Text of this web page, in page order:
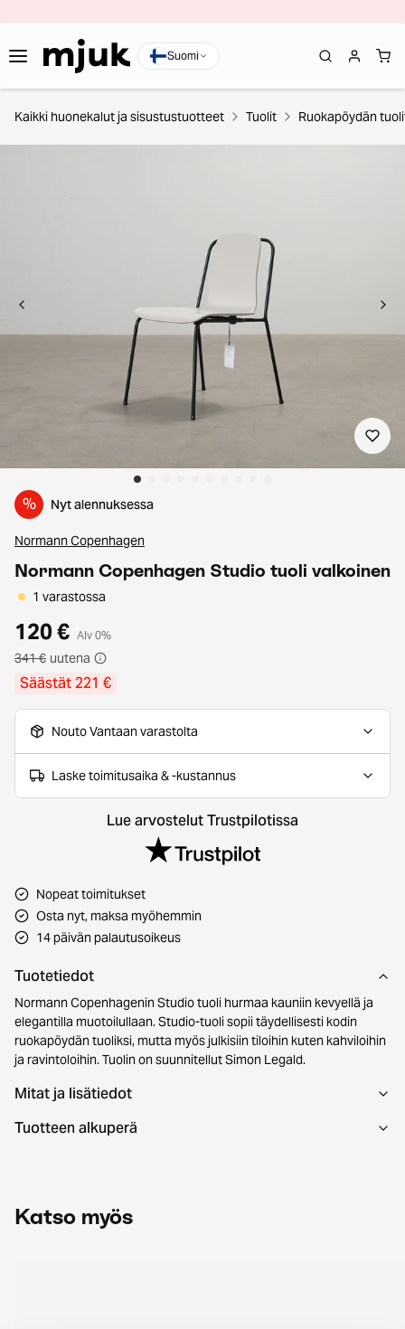
Suomi
Kaikki huonekalut ja sisustustuotteet Tuolit Ruokapöydän
% Nyt alennuksessa
Normann Copenhagen
Normann Copenhagen Studio tuoli valkoinen
1 varastossa
120 € Alv 0%
341 € uutena
Säästät 221 €
Nouto Vantaan varastolta
Laske toimitusaika & -kustannus
Lue arvostelut Trustpilotissa
Nopeat toimitukset
Osta nyt, maksa myöhemmin
14 päivän palautusoikeus
Tuotetiedot
Normann Copenhagenin Studio tuoli hurmaa kauniin kevyellä ja
elegantilla muotoilullaan. Studio-tuoli sopii täydellisesti kodin
ruokapöydän tuoliksi, mutta myös julkisiin tiloihin kuten kahviloihin
ja ravintoloihin. Tuolin on suunnitellut Simon Legald.
Mitat ja lisätiedot
Tuotteen alkuperä
Katso myös